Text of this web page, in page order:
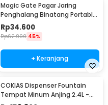
Magic Gate Pagar Jaring
Penghalang Binatang Portable
Pet Mesh Fence - TV1
Rp34.600
Rp62.900 45%
+ Keranjang
COKIAS Dispenser Fountain
Tempat Minum Anjing 2.4L -